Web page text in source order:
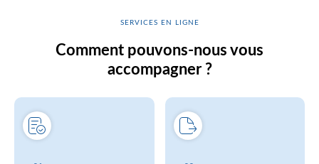
SERVICES EN LIGNE
Comment pouvons-nous vous
accompagner ?